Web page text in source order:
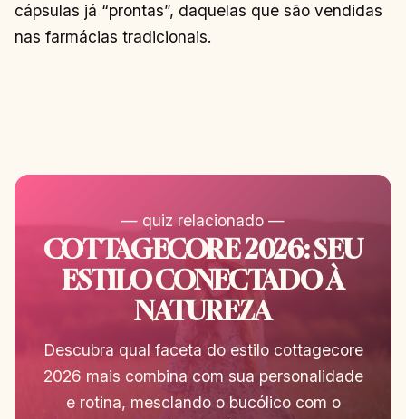
cápsulas já “prontas”, daquelas que são vendidas
nas farmácias tradicionais.
— quiz relacionado —
COTTAGECORE 2026: SEU
ESTILO CONECTADO À
NATUREZA
Descubra qual faceta do estilo cottagecore
2026 mais combina com sua personalidade
e rotina, mesclando o bucólico com o